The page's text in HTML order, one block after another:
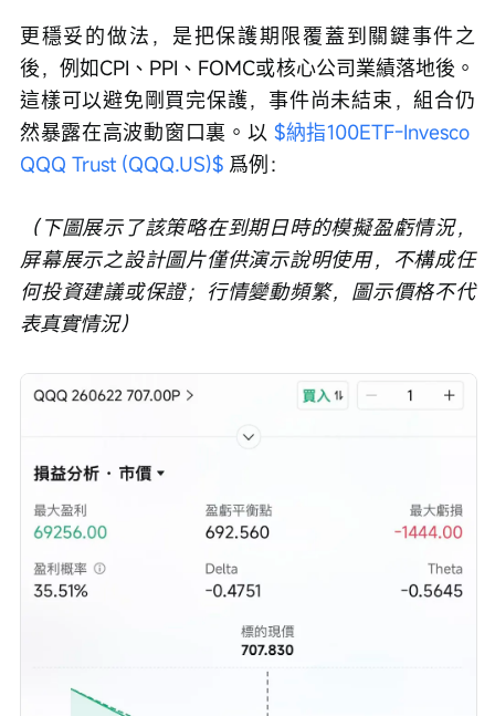
更穩妥的做法，是把保護期限覆蓋到關鍵事件之
後，例如CPI、PPI、FOMC或核心公司業績落地後。
這樣可以避免剛買完保護，事件尚未結束，組合仍
然暴露在高波動窗口裏。以 $納指100ETF-Invesco
QQQ Trust (QQQ.US)$ 爲例：
（下圖展示了該策略在到期日時的模擬盈虧情況，
屏幕展示之設計圖片僅供演示說明使用，不構成任
何投資建議或保證；行情變動頻繁，圖示價格不代
表真實情況）